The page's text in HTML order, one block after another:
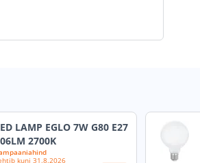
LAMP EGLO 7W G80 E27
2700K
kuni 31.8.2026